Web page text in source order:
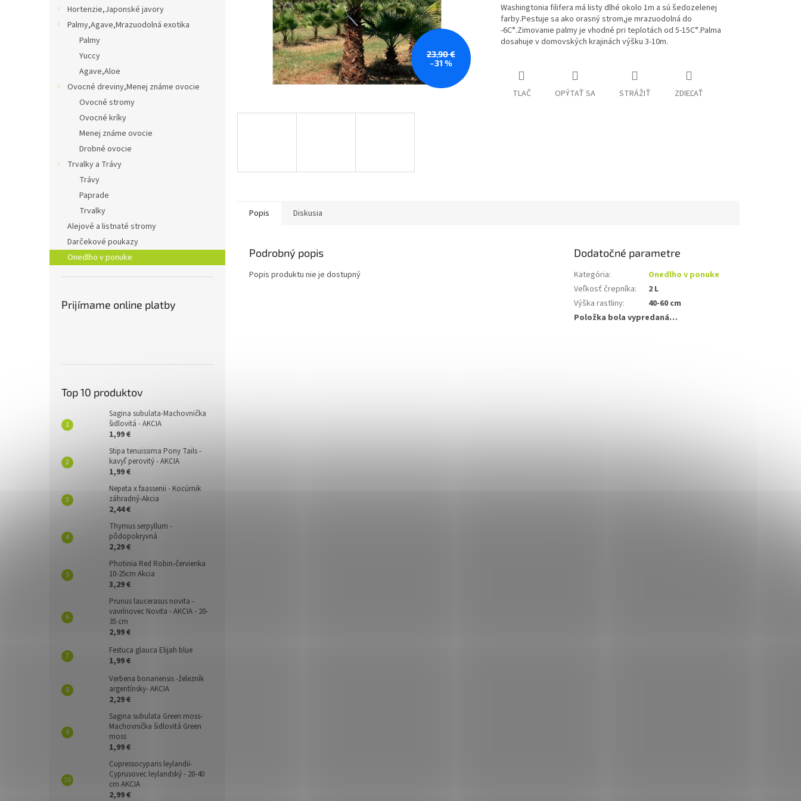
Hortenzie,Japonské javory
Palmy,Agave,Mrazuodolná exotika
Palmy
Yuccy
Agave,Aloe
Ovocné dreviny,Menej známe ovocie
Ovocné stromy
Ovocné kríky
Menej známe ovocie
Drobné ovocie
Trvalky a Trávy
Trávy
Paprade
Trvalky
Alejové a listnaté stromy
Darčekové poukazy
Onedlho v ponuke
Prijímame online platby
Top 10 produktov
Sagina subulata-Machovnička
šidlovitá - AKCIA
1,99 €
Stipa tenuissima Pony Tails -
kavyľ perovitý - AKCIA
1,99 €
Nepeta x faassenii - Kocúrnik
záhradný-Akcia
2,44 €
Thymus serpyllum -
pôdopokryvná
2,29 €
Photinia Red Robin-červienka
10-25cm Akcia
3,29 €
Prunus laucerasus novita -
vavrínovec Novita - AKCIA - 20-
35 cm
2,99 €
Festuca glauca Elijah blue
1,99 €
Verbena bonariensis -železník
argentínsky- AKCIA
2,29 €
Sagina subulata Green moss-
Machovnička šidlovitá Green
moss
1,99 €
Cupressocyparis leylandii-
Cyprusovec leylandský - 20-40
cm AKCIA
2,99 €
23,90 €
–31 %
Washingtonia filifera má listy dlhé okolo 1m a sú šedozelenej
farby.Pestuje sa ako orasný strom,je mrazuodolná do
-6C°.Zimovanie palmy je vhodné pri teplotách od 5-15C°.Palma
dosahuje v domovských krajinách výšku 3-10m.
TLAČ OPÝTAŤ SA STRÁŽIŤ ZDIEĽAŤ
Popis Diskusia
Podrobný popis
Popis produktu nie je dostupný
Dodatočné parametre
Kategória:
Onedlho v ponuke
Veľkosť črepníka:
2 L
Výška rastliny:
40-60 cm
Položka bola vypredaná…